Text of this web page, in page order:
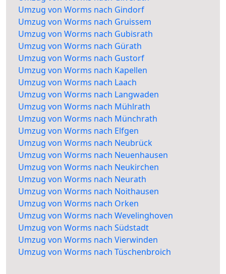
Umzug von Worms nach Gindorf
Umzug von Worms nach Gruissem
Umzug von Worms nach Gubisrath
Umzug von Worms nach Gürath
Umzug von Worms nach Gustorf
Umzug von Worms nach Kapellen
Umzug von Worms nach Laach
Umzug von Worms nach Langwaden
Umzug von Worms nach Mühlrath
Umzug von Worms nach Münchrath
Umzug von Worms nach Elfgen
Umzug von Worms nach Neubrück
Umzug von Worms nach Neuenhausen
Umzug von Worms nach Neukirchen
Umzug von Worms nach Neurath
Umzug von Worms nach Noithausen
Umzug von Worms nach Orken
Umzug von Worms nach Wevelinghoven
Umzug von Worms nach Südstadt
Umzug von Worms nach Vierwinden
Umzug von Worms nach Tüschenbroich